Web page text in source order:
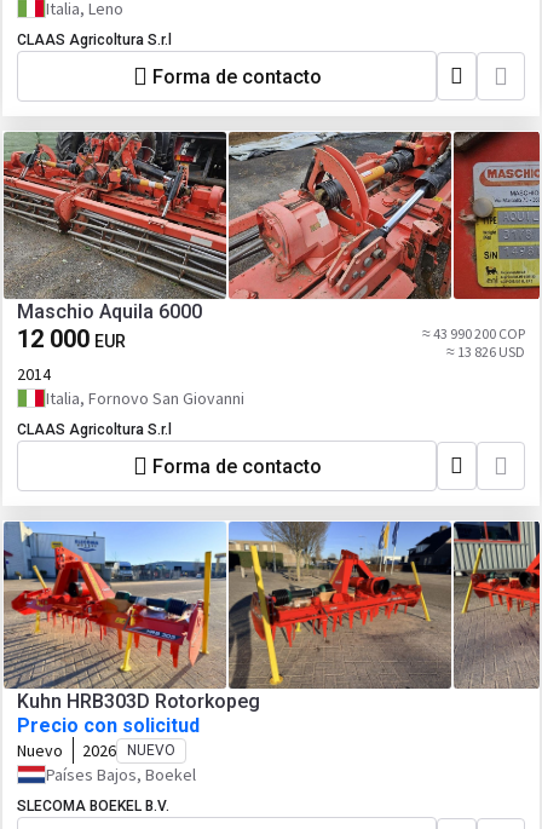
Italia, Leno
CLAAS Agricoltura S.r.l
Forma de contacto
Maschio Aquila 6000
12 000 EUR
≈ 43 990 200 COP
≈ 13 826 USD
2014
Italia, Fornovo San Giovanni
CLAAS Agricoltura S.r.l
Forma de contacto
Kuhn HRB303D Rotorkopeg
Precio con solicitud
Nuevo 2026 NUEVO
Países Bajos, Boekel
SLECOMA BOEKEL B.V.